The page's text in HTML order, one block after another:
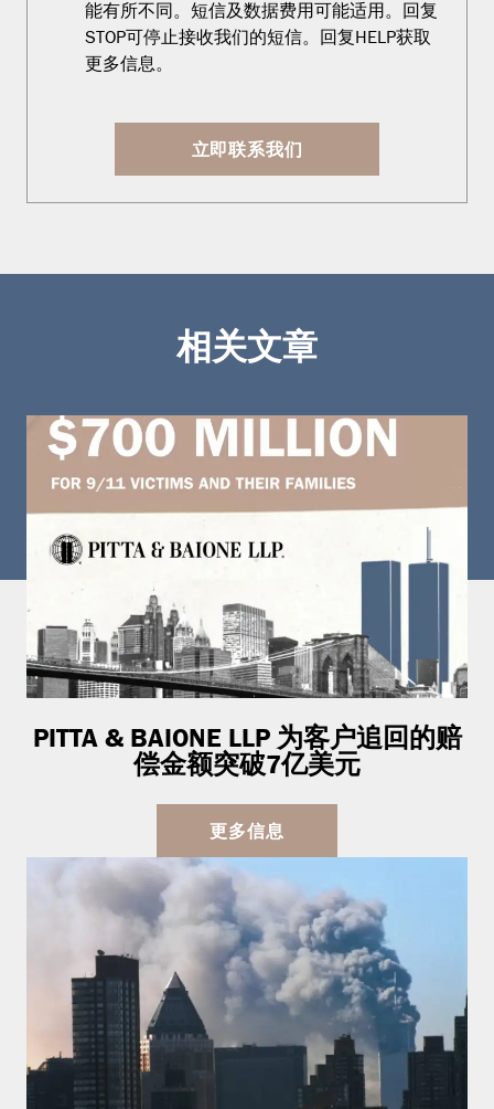
能有所不同。短信及数据费用可能适用。回复
STOP可停止接收我们的短信。回复HELP获取
更多信息。
立即联系我们
相关文章
PITTA & BAIONE LLP 为客户追回的赔
偿金额突破7亿美元
更多信息